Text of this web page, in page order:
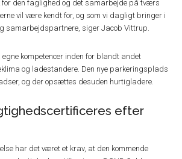
for den faglighed og det samarbejde på tværs
vil være kendt for, og som vi dagligt bringer i
samarbejdspartnere, siger Jacob Vittrup.
kompetencer inden for blandt andet
og ladestandere. Den nye parkeringsplads
og der opsættes desuden hurtigladere.
efter
har det været et krav, at den kommende